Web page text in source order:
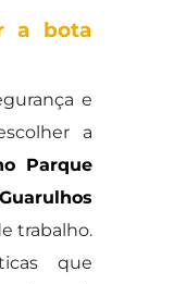
a bota
e
a
Parque
trabalho.
que